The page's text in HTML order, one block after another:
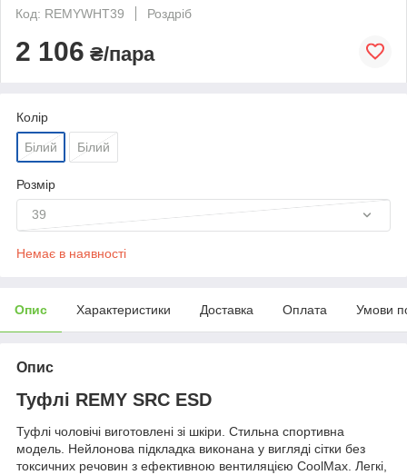
Код: REMYWHT39
Роздріб
2 106 ₴/пара
Колір
Білий Білий
Розмір
39
Немає в наявності
Опис Характеристики Доставка Оплата Умови
Опис
Туфлі REMY SRC ESD
Туфлі чоловічі виготовлені зі шкіри. Стильна спортивна
модель. Нейлонова підкладка виконана у вигляді сітки без
токсичних речовин з ефективною вентиляцією CoolMax. Легкі,